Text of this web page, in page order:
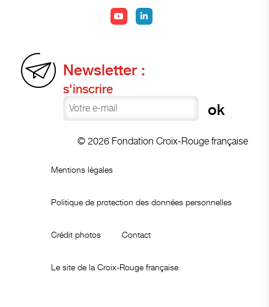
Newsletter :
s'inscrire
© 2026 Fondation Croix-Rouge française
Mentions légales
Politique de protection des données personnelles
Crédit photos Contact
Le site de la Croix-Rouge française